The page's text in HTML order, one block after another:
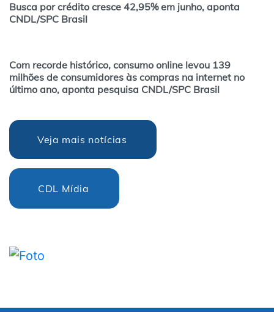
Busca por crédito cresce 42,95% em junho, aponta
CNDL/SPC Brasil
Com recorde histórico, consumo online levou 139
milhões de consumidores às compras na internet no
último ano, aponta pesquisa CNDL/SPC Brasil
Veja mais notícias
CDL Mídia